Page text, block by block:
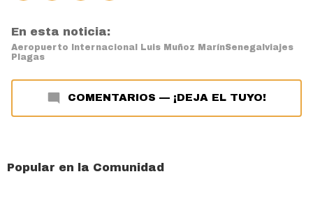
En esta noticia:
Aeropuerto Internacional Luis Muñoz MarínSenegalviajes
Plagas
COMENTARIOS — ¡DEJA EL TUYO!
Popular en la Comunidad